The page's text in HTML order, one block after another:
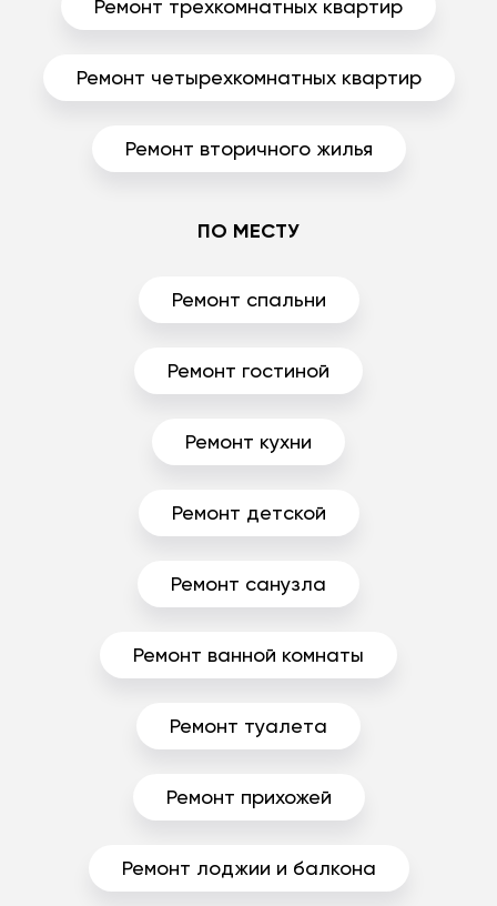
Ремонт трехкомнатных квартир
Ремонт четырехкомнатных квартир
Ремонт вторичного жилья
ПО МЕСТУ
Ремонт спальни
Ремонт гостиной
Ремонт кухни
Ремонт детской
Ремонт санузла
Ремонт ванной комнаты
Ремонт туалета
Ремонт прихожей
Ремонт лоджии и балкона